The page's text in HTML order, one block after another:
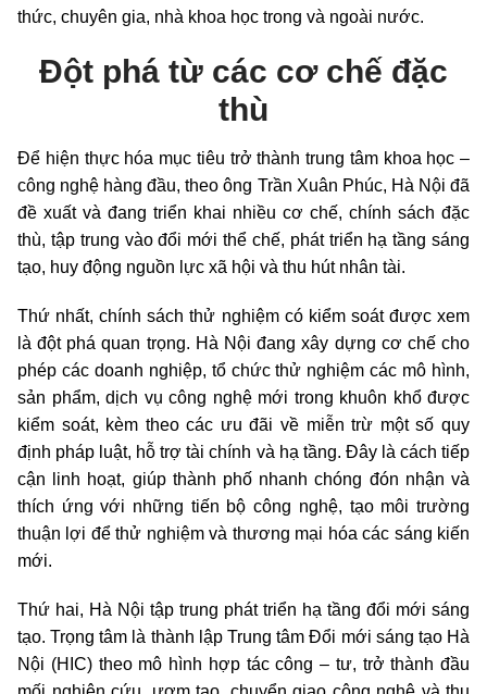
thức, chuyên gia, nhà khoa học trong và ngoài nước.
Đột phá từ các cơ chế đặc
thù
Để hiện thực hóa mục tiêu trở thành trung tâm khoa học –
công nghệ hàng đầu, theo ông Trần Xuân Phúc, Hà Nội đã
đề xuất và đang triển khai nhiều cơ chế, chính sách đặc
thù, tập trung vào đổi mới thể chế, phát triển hạ tầng sáng
tạo, huy động nguồn lực xã hội và thu hút nhân tài.
Thứ nhất, chính sách thử nghiệm có kiểm soát được xem
là đột phá quan trọng. Hà Nội đang xây dựng cơ chế cho
phép các doanh nghiệp, tổ chức thử nghiệm các mô hình,
sản phẩm, dịch vụ công nghệ mới trong khuôn khổ được
kiểm soát, kèm theo các ưu đãi về miễn trừ một số quy
định pháp luật, hỗ trợ tài chính và hạ tầng. Đây là cách tiếp
cận linh hoạt, giúp thành phố nhanh chóng đón nhận và
thích ứng với những tiến bộ công nghệ, tạo môi trường
thuận lợi để thử nghiệm và thương mại hóa các sáng kiến
mới.
Thứ hai, Hà Nội tập trung phát triển hạ tầng đổi mới sáng
tạo. Trọng tâm là thành lập Trung tâm Đổi mới sáng tạo Hà
Nội (HIC) theo mô hình hợp tác công – tư, trở thành đầu